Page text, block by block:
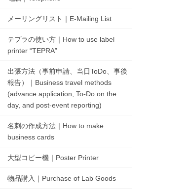
メーリングリスト｜E-Mailing List
テプラの使い方｜How to use label
printer “TEPRA”
出張方法（事前申請、当日ToDo、事後
報告）｜Business travel methods
(advance application, To-Do on the
day, and post-event reporting)
名刺の作成方法｜How to make
business cards
大型コピー機｜Poster Printer
物品購入｜Purchase of Lab Goods